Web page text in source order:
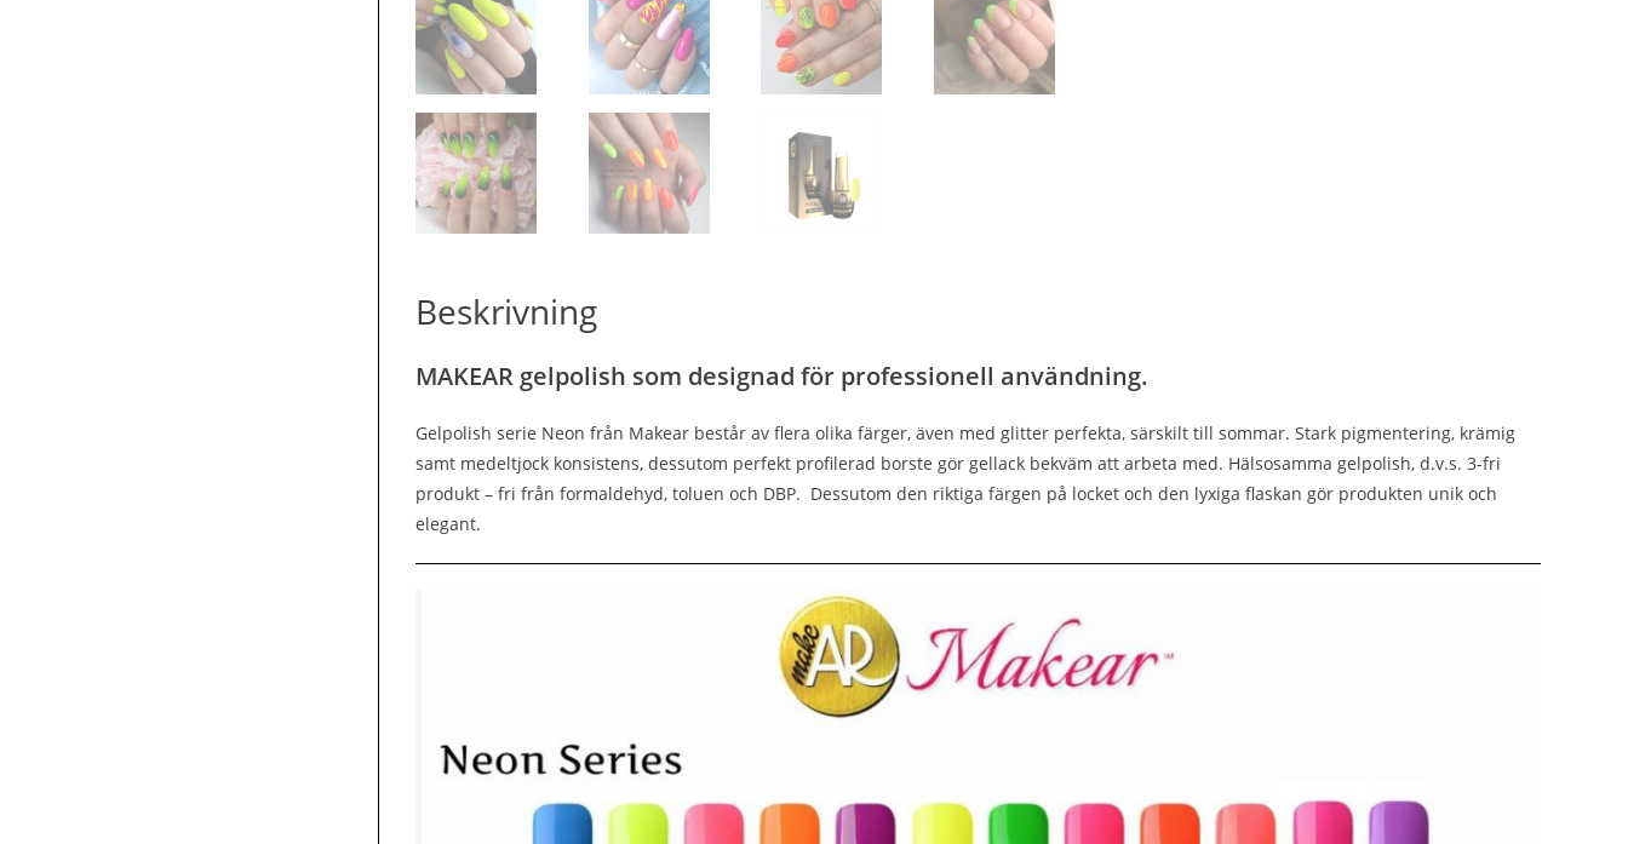
Beskrivning
MAKEAR gelpolish som designad för professionell användning.
Gelpolish serie Neon från Makear består av flera olika färger, även med glitter perfekta, särskilt till sommar. Stark pigmentering, krämig
samt medeltjock konsistens, dessutom perfekt profilerad borste gör gellack bekväm att arbeta med. Hälsosamma gelpolish, d.v.s. 3-fri
produkt – fri från formaldehyd, toluen och DBP. Dessutom den riktiga färgen på locket och den lyxiga flaskan gör produkten unik och
elegant.